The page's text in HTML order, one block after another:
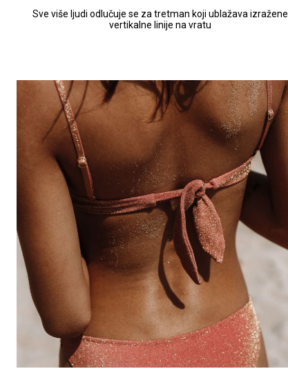
Sve više ljudi odlučuje se za tretman koji ublažava izražene
vertikalne linije na vratu